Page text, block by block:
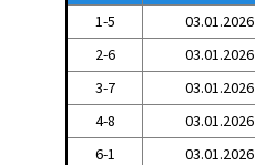
1-5 03.01.2026
2-6
03.01.2026
3-7
03.01.2026
4-8
03.01.2026
6-1
03.01.2026